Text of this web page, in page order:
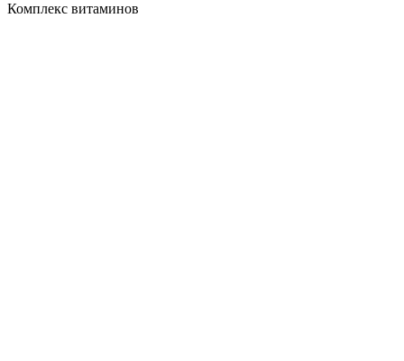
Комплекс витаминов